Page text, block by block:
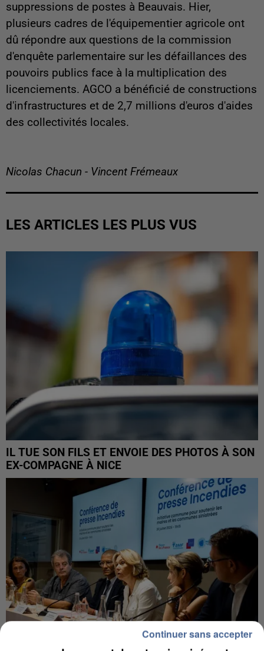
suppressions de postes à Beauvais. Hier,
plusieurs cadres de l'équipementier agricole ont
dû répondre aux questions de la commission
d'enquête parlementaire sur les défaillances des
pouvoirs publics face à la multiplication des
licenciements. AGCO a bénéficié de constructions
d'infrastructures et de 2,7 millions d'euros d'aides
des collectivités locales.
Nicolas Chacun - Vincent Frémeaux
LES ARTICLES LES PLUS VUS
IL TUE SON FILS ET ENVOIE DES PHOTOS À SON
EX-COMPAGNE À NICE
Continuer sans accepter